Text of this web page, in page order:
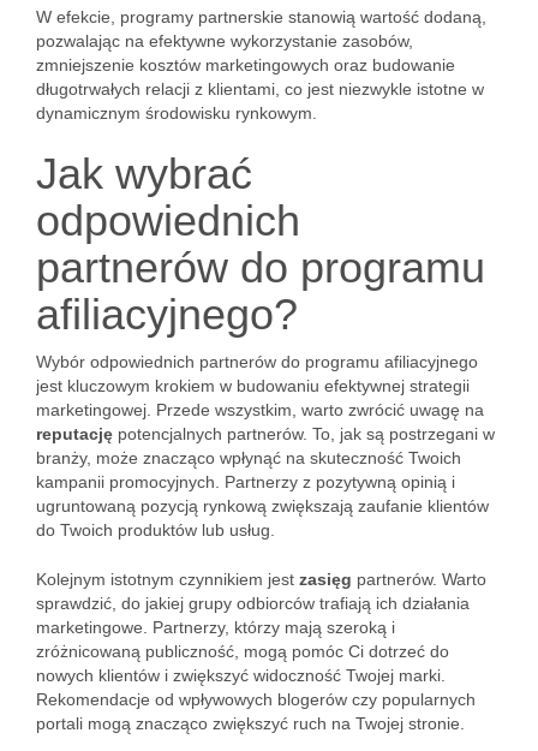
W efekcie, programy partnerskie stanowią wartość dodaną,
pozwalając na efektywne wykorzystanie zasobów,
zmniejszenie kosztów marketingowych oraz budowanie
długotrwałych relacji z klientami, co jest niezwykle istotne w
dynamicznym środowisku rynkowym.
Jak wybrać
odpowiednich
partnerów do programu
afiliacyjnego?
Wybór odpowiednich partnerów do programu afiliacyjnego
jest kluczowym krokiem w budowaniu efektywnej strategii
marketingowej. Przede wszystkim, warto zwrócić uwagę na
reputację potencjalnych partnerów. To, jak są postrzegani w
branży, może znacząco wpłynąć na skuteczność Twoich
kampanii promocyjnych. Partnerzy z pozytywną opinią i
ugruntowaną pozycją rynkową zwiększają zaufanie klientów
do Twoich produktów lub usług.
Kolejnym istotnym czynnikiem jest zasięg partnerów. Warto
sprawdzić, do jakiej grupy odbiorców trafiają ich działania
marketingowe. Partnerzy, którzy mają szeroką i
zróżnicowaną publiczność, mogą pomóc Ci dotrzeć do
nowych klientów i zwiększyć widoczność Twojej marki.
Rekomendacje od wpływowych blogerów czy popularnych
portali mogą znacząco zwiększyć ruch na Twojej stronie.